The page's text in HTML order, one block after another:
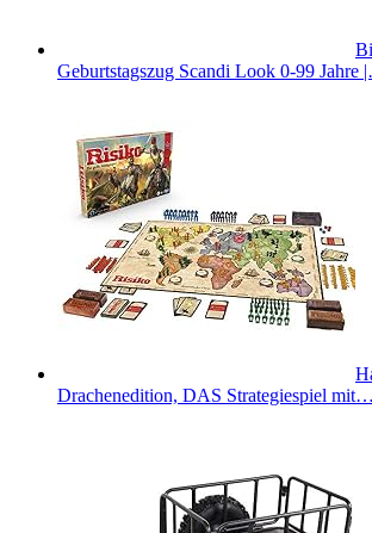
Geburtstagszug Scandi Look 0-99 Jahre
Drachenedition, DAS Strategiespiel mit…